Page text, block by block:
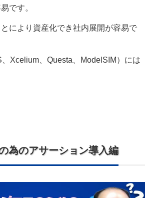
です。
とにより資産化でき社内展開が容易で
、Xcelium、Questa、ModelSIM）には
為のアサーション導入編